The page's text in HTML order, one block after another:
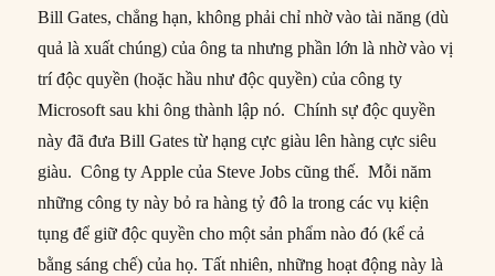
Bill Gates, chẳng hạn, không phải chỉ nhờ vào tài năng (dù
quả là xuất chúng) của ông ta nhưng phần lớn là nhờ vào vị
trí độc quyền (hoặc hầu như độc quyền) của công ty
Microsoft sau khi ông thành lập nó. Chính sự độc quyền
này đã đưa Bill Gates từ hạng cực giàu lên hàng cực siêu
giàu. Công ty Apple của Steve Jobs cũng thế. Mỗi năm
những công ty này bỏ ra hàng tỷ đô la trong các vụ kiện
tụng để giữ độc quyền cho một sản phẩm nào đó (kể cả
bằng sáng chế) của họ. Tất nhiên, những hoạt động này là